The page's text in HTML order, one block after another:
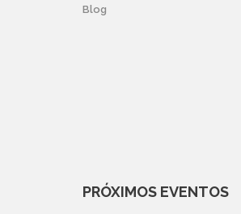
Blog
PRÓXIMOS EVENTOS